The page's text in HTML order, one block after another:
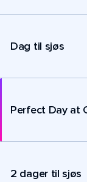
Dag til sjøs
Perfect Day at
2 dager til sjøs